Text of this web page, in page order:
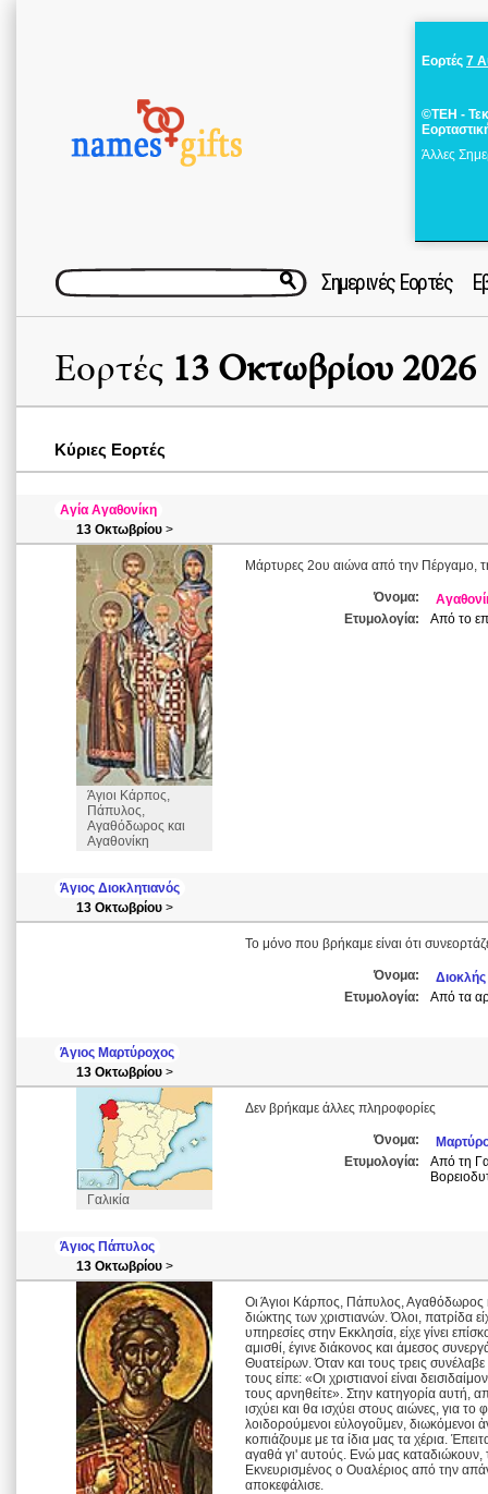
Εορτές 7
©ΤΕΗ -
Άλλες
Σημερινές Εορτές
Εορτές 13 Οκτωβρίου 2026
Κύριες Εορτές
Αγία Αγαθονίκη
13 Οκτωβρίου >
Άγιοι Κάρπος,
Πάπυλος,
Αγαθόδωρος και
Αγαθονίκη
Μάρτυρες 2ου αιώνα από την Πέργαμο,
Όνομα:
Ετυμολογία:
Από το
Άγιος Διοκλητιανός
13 Οκτωβρίου >
Το μόνο που βρήκαμε είναι ότι
Όνομα:
Διοκλής
Ετυμολογία:
Από τα
Άγιος Μαρτύροχος
13 Οκτωβρίου >
Γαλικία
Δεν βρήκαμε άλλες πληροφορίες
Όνομα:
Ετυμολογία:
Από τη
Άγιος Πάπυλος
13 Οκτωβρίου >
Οι Άγιοι Κάρπος, Πάπυλος, Αγαθόδωρος
διώκτης των χριστιανών. Όλοι, πατρίδα
υπηρεσίες στην Εκκλησία, είχε γίνει
αμισθί, έγινε διάκονος και άμεσος
Θυατείρων. Όταν και τους τρεις
τους είπε: «Οι χριστιανοί είναι
τους αρνηθείτε». Στην κατηγορία
ισχύει και θα ισχύει στους αιώνες, για
λοιδορούμενοι εὐλογοῦμεν, διωκόμενοι
κοπιάζουμε με τα ίδια μας τα χέρια.
αγαθά γι' αυτούς. Ενώ μας καταδιώκουν,
Εκνευρισμένος ο Ουαλέριος από την
αποκεφάλισε.